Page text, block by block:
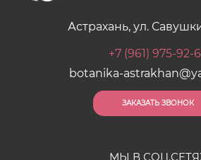
Астрахань, ул.
+7 (961) 975-92-
botanika-
ЗАКАЗАТЬ ЗВОНОК
МЫ В